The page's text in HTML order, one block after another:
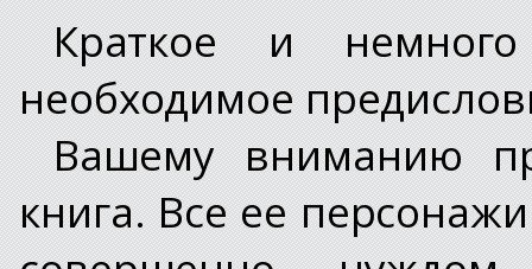
Краткое и
необходимое
Вашему вниманию
книга. Все ее